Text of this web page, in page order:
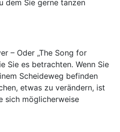
dem Sie gerne tanzen
– Oder „The Song for
Sie es betrachten. Wenn Sie
Scheideweg befinden
etwas zu verändern, ist
sich möglicherweise